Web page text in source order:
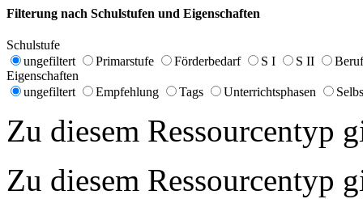
Filterung nach Schulstufen und Eigenschaften
Schulstufe
ungefiltert
Primarstufe Förderbedarf S I S II
Eigenschaften
ungefiltert
Empfehlung Tags Unterrichtsphasen
Zu diesem Ressourcentyp
Zu diesem Ressourcentyp